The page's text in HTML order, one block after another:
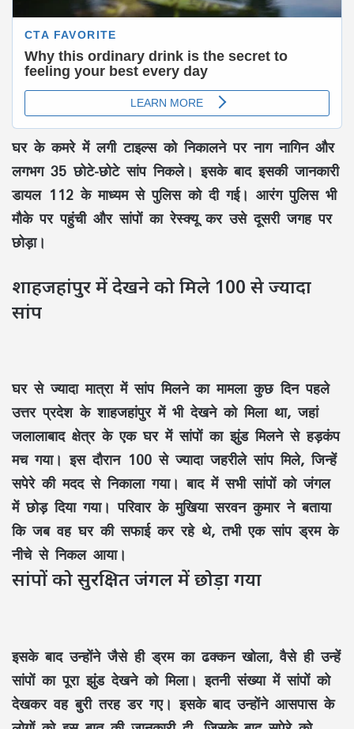
घर के कमरे में लगी टाइल्स को निकालने पर नाग नागिन और
लगभग 35 छोटे-छोटे सांप निकले। इसके बाद इसकी जानकारी
डायल 112 के माध्यम से पुलिस को दी गई। आरंग पुलिस भी
मौके पर पहुंची और सांपों का रेस्क्यू कर उसे दूसरी जगह पर
छोड़ा।
शाहजहांपुर में देखने को मिले 100 से ज्यादा
सांप
घर से ज्यादा मात्रा में सांप मिलने का मामला कुछ दिन पहले
उत्तर प्रदेश के शाहजहांपुर में भी देखने को मिला था, जहां
जलालाबाद क्षेत्र के एक घर में सांपों का झुंड मिलने से हड़कंप
मच गया। इस दौरान 100 से ज्यादा जहरीले सांप मिले, जिन्हें
सपेरे की मदद से निकाला गया। बाद में सभी सांपों को जंगल
में छोड़ दिया गया। परिवार के मुखिया सरवन कुमार ने बताया
कि जब वह घर की सफाई कर रहे थे, तभी एक सांप ड्रम के
नीचे से निकल आया।
सांपों को सुरक्षित जंगल में छोड़ा गया
इसके बाद उन्होंने जैसे ही ड्रम का ढक्कन खोला, वैसे ही उन्हें
सांपों का पूरा झुंड देखने को मिला। इतनी संख्या में सांपों को
देखकर वह बुरी तरह डर गए। इसके बाद उन्होंने आसपास के